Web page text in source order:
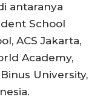
antaranya
School
ACS Jakarta,
Academy,
University,